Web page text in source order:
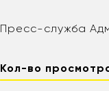
Пресс-служба
Кол-во